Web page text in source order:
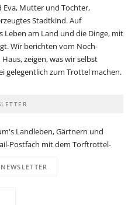
Eva, Mutter und Tochter,
Stadtkind. Auf
am Land und die Dinge, mit
Wir berichten vom Noch-
zeigen, was wir selbst
gelegentlich zum Trottel machen.
Landleben, Gärtnern und
Postfach mit dem Torftrottel-